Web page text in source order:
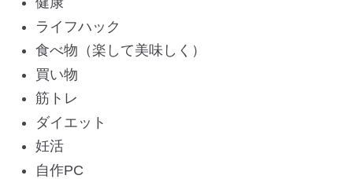
ライフハック
食べ物（楽して美味しく）
買い物
筋トレ
ダイエット
妊活
自作PC